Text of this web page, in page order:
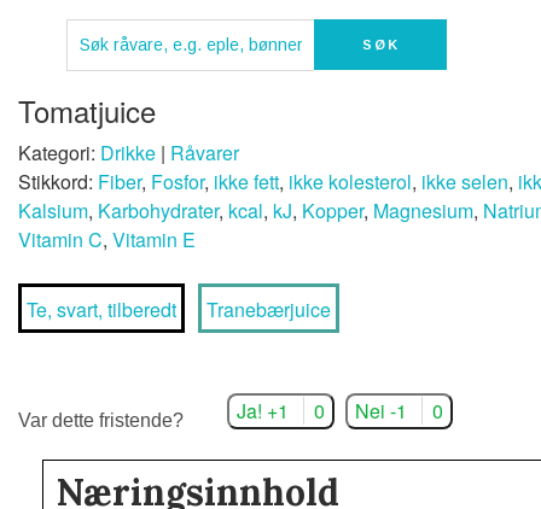
Tomatjuice
Kategori: Drikke | Råvarer
Stikkord: Fiber, Fosfor, ikke fett, ikke kolesterol, ikke selen,
Kalsium, Karbohydrater, kcal, kJ, Kopper, Magnesium,
Vitamin C, Vitamin E
Te, svart, tilberedt Tranebærjuice
Var dette fristende? Ja! +1 0 Nei -1 0
Næringsinnhold